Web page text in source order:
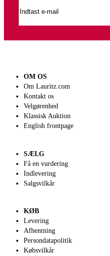
OM OS
Om Lauritz.com
Kontakt os
Velgørenhed
Klassisk Auktion
English frontpage
SÆLG
Få en vurdering
Indlevering
Salgsvilkår
KØB
Levering
Afhentning
Persondatapolitik
Købsvilkår